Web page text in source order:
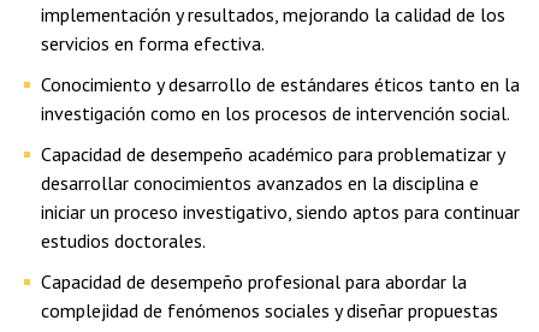
implementación y resultados, mejorando la calidad de los
servicios en forma efectiva.
Conocimiento y desarrollo de estándares éticos tanto en la
investigación como en los procesos de intervención social.
Capacidad de desempeño académico para problematizar y
desarrollar conocimientos avanzados en la disciplina e
iniciar un proceso investigativo, siendo aptos para continuar
estudios doctorales.
Capacidad de desempeño profesional para abordar la
complejidad de fenómenos sociales y diseñar propuestas